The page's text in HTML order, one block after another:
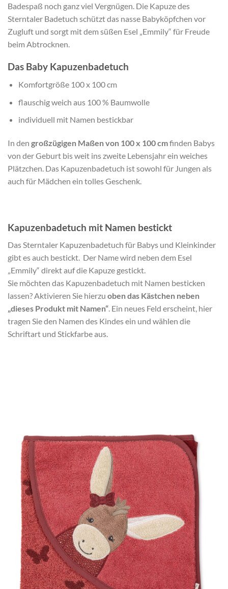
Badespaß noch ganz viel Vergnügen. Die Kapuze des
Sterntaler Badetuch schützt das nasse Babyköpfchen vor
Zugluft und sorgt mit dem süßen Esel „Emmily“ für Freude
beim Abtrocknen.
Das Baby Kapuzenbadetuch
Komfortgröße 100 x 100 cm
flauschig weich aus 100 % Baumwolle
individuell mit Namen bestickbar
In den großzügigen Maßen von 100 x 100 cmfinden Babys
von der Geburt bis weit ins zweite Lebensjahr ein weiches
Plätzchen. Das Kapuzenbadetuch ist sowohl für Jungen als
auch für Mädchen ein tolles Geschenk.
Kapuzenbadetuch mit Namen bestickt
Das Sterntaler Kapuzenbadetuch für Babys und Kleinkinder
gibt es auch bestickt. Der Name wird neben dem Esel
„Emmily“ direkt auf die Kapuze gestickt.
Sie möchten das Kapuzenbadetuch mit Namen besticken
lassen? Aktivieren Sie hierzu oben das Kästchen neben
„dieses Produkt mit Namen“. Ein neues Feld erscheint, hier
tragen Sie den Namen des Kindes ein und wählen die
Schriftart und Stickfarbe aus.